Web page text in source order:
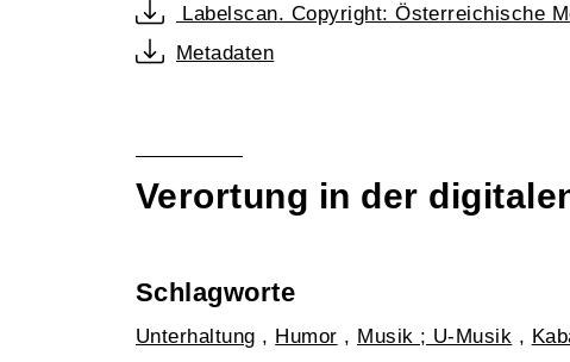
Labelscan. Copyright: Österreichische
Metadaten
Verortung in der
Schlagworte
Unterhaltung , Humor , Musik ; U-Musik ,